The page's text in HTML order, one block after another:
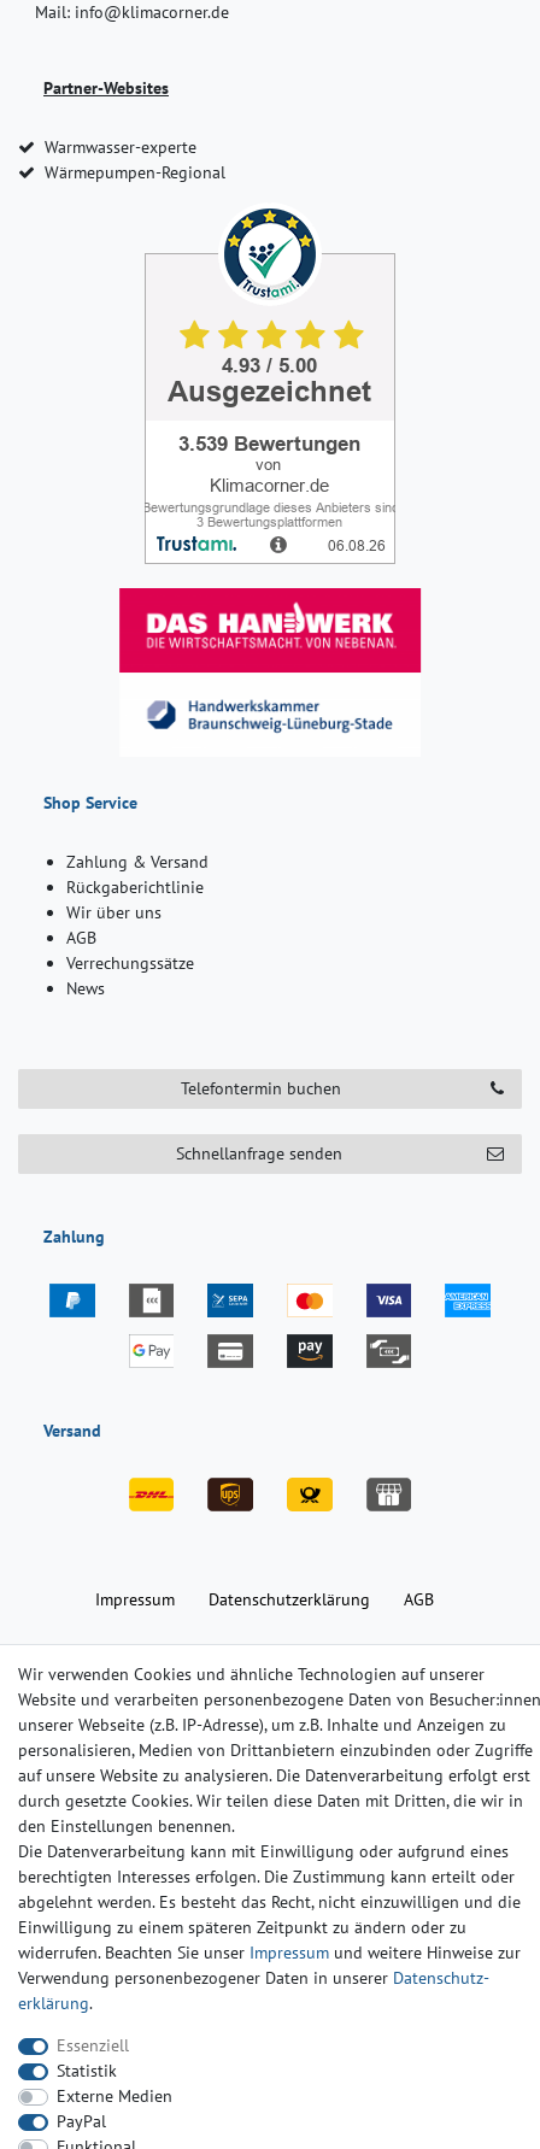
Mail: info@klimacorner.de
Partner-Websites
Warmwasser-experte
Wärmepumpen-Regional
Shop Service
Zahlung & Versand
Rückgaberichtlinie
Wir über uns
AGB
Verrechungssätze
News
Telefontermin buchen
Schnellanfrage senden
Zahlung
Versand
Impressum Daten­schutz­erklärung AGB
Barrierefreiheitserklärung Widerrufs­recht Kontakt
Wir verwenden Cookies und ähnliche Technologien auf unserer
Website und verarbeiten personenbezogene Daten von Besucher:innen
unserer Webseite (z.B. IP-Adresse), um z.B. Inhalte und Anzeigen zu
personalisieren, Medien von Drittanbietern einzubinden oder Zugriffe
auf unsere Website zu analysieren. Die Datenverarbeitung erfolgt erst
durch gesetzte Cookies. Wir teilen diese Daten mit Dritten, die wir in
den Einstellungen benennen.
Die Datenverarbeitung kann mit Einwilligung oder aufgrund eines
berechtigten Interesses erfolgen. Die Zustimmung kann erteilt oder
abgelehnt werden. Es besteht das Recht, nicht einzuwilligen und die
Einwilligung zu einem späteren Zeitpunkt zu ändern oder zu
widerrufen. Beachten Sie unser Impressum und weitere Hinweise zur
Verwendung personenbezogener Daten in unserer Daten­schutz­
erklärung.
Essenziell
Statistik
Externe Medien
PayPal
© Copyright 2024-2025 | Alle Rechte vorbehalten.
Widerrufs­recht Widerrufs­formular Impressum
Daten­schutz­erklärung AGB Kontakt